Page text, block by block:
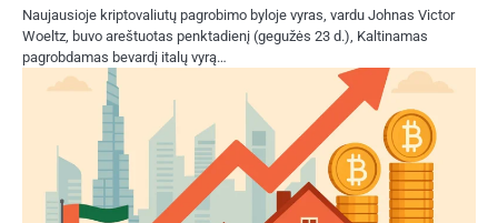
Naujausioje kriptovaliutų pagrobimo byloje vyras, vardu Johnas Victor
Woeltz, buvo areštuotas penktadienį (gegužės 23 d.), Kaltinamas
pagrobdamas bevardį italų vyrą…